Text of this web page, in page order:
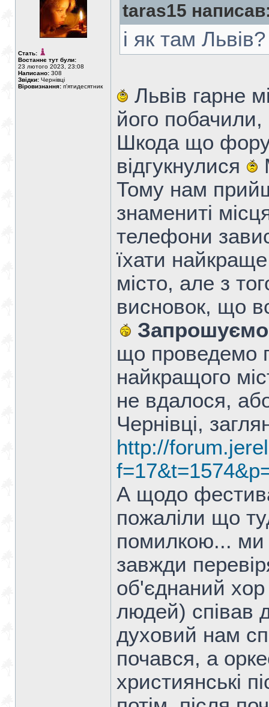
Стать:
Востаннє тут були:
23 лютого 2023, 23:08
Написано: 308
Звідки: Чернівці
Віровизнання: п'ятидесятник
taras15
і як там
Львів гарне
його
Шкода що
відгукнулися
Тому нам
знамениті
телефони
їхати
місто, але з
висновок, що
що проведемо
найкращого
не вдалося,
Чернівці,
http://
А щодо
пожаліли що
помилкою... ми
завжди
об'єднаний хор
людей) співав
духовий нам
почався, а
християнські